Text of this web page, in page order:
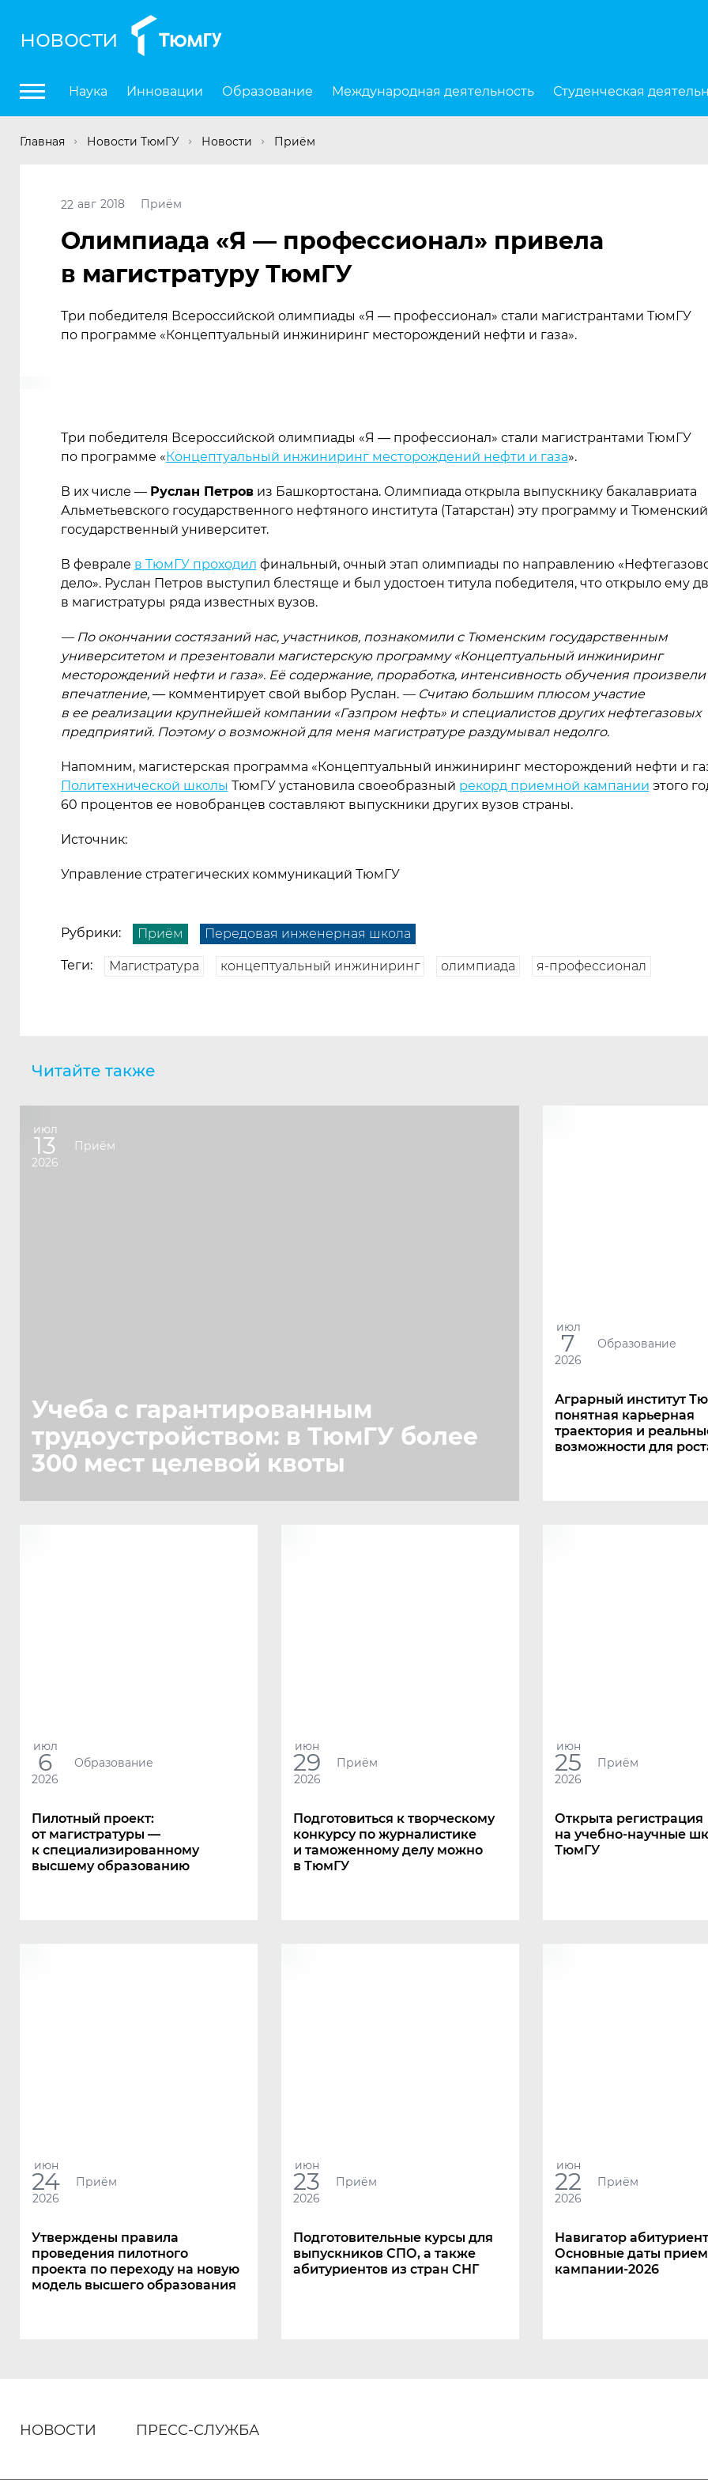
новости
Наука Инновации Образование Международная деятельность Студенческая
Главная Новости ТюмГУ Новости Приём
Олимпиада «Я — профессионал» привела
в магистратуру ТюмГУ
Три победителя Всероссийской олимпиады «Я — профессионал» стали магистрантами ТюмГУ
по программе «Концептуальный инжиниринг месторождений нефти и газа».
2018
авг
22 Приём
Три победителя Всероссийской олимпиады «Я — профессионал» стали магистрантами ТюмГУ
по программе «Концептуальный инжиниринг месторождений нефти и газа».
В их числе — Руслан Петровиз Башкортостана. Олимпиада открыла выпускнику бакалавриата
Альметьевского государственного нефтяного института (Татарстан) эту программу и Тюменский
государственный университет.
В феврале в ТюмГУ проходил финальный, очный этап олимпиады по направлению «
дело». Руслан Петров выступил блестяще и был удостоен титула победителя, что открыло ему
в магистратуры ряда известных вузов.
— По окончании состязаний нас, участников, познакомили с Тюменским государственным
университетом и презентовали магистерскую программу «Концептуальный инжиниринг
месторождений нефти и газа». Её содержание, проработка, интенсивность обучения произвели
впечатление,— комментирует свой выбор Руслан. — Считаю большим плюсом участие
в ее реализации крупнейшей компании «Газпром нефть» и специалистов других нефтегазовых
предприятий. Поэтому о возможной для меня магистратуре раздумывал недолго.
Напомним, магистерская программа «Концептуальный инжиниринг месторождений нефти и
Политехнической школы ТюмГУ установила своеобразный рекорд приемной кампании этого
60 процентов ее новобранцев составляют выпускники других вузов страны.
Источник:
Управление стратегических коммуникаций ТюмГУ
Рубрики: Приём Передовая инженерная школа
Теги: Магистратура концептуальный инжиниринг олимпиада я-профессионал
Читайте также
июл
13
2026
Приём
Учеба с гарантированным
трудоустройством: в ТюмГУ более
300 мест целевой квоты
июл
7
2026
Образование
Аграрный институт
понятная карьерная
траектория и
возможности для
июл
6
2026
Образование
Пилотный проект:
от магистратуры —
к специализированному
высшему образованию
июн
29
2026
Приём
Подготовиться к творческому
конкурсу по журналистике
и таможенному делу можно
в ТюмГУ
июн
25
2026
Приём
Открыта регистрация
на учебно-научные
ТюмГУ
июн
24
2026
Приём
Утверждены правила
проведения пилотного
проекта по переходу на новую
модель высшего образования
июн
23
2026
Приём
Подготовительные курсы для
выпускников СПО, а также
абитуриентов из стран СНГ
июн
22
2026
Приём
Навигатор
Основные даты
кампании-2026
НОВОСТИ ПРЕСС-СЛУЖБА